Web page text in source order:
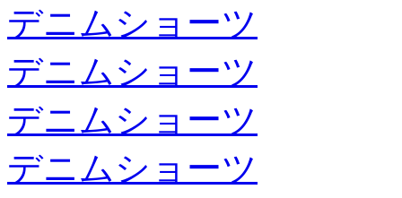
デニムショーツ
デニムショーツ
デニムショーツ
デニムショーツ